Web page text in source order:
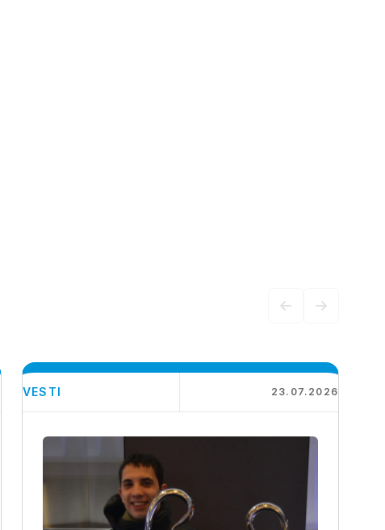
VESTI 23.07.2026